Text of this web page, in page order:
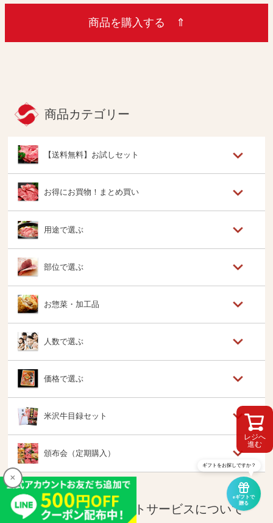
×
商品を購入する ⇑
レジへ
進む
商品カテゴリー
【送料無料】お試しセット
お得にお買物！まとめ買い
用途で選ぶ
部位で選ぶ
お惣菜・加工品
人数で選ぶ
価格で選ぶ
米沢牛目録セット
頒布会（定期購入）
『さかの』のギフトサービスについて
eギフトで
贈る
ギフトをお探しですか？